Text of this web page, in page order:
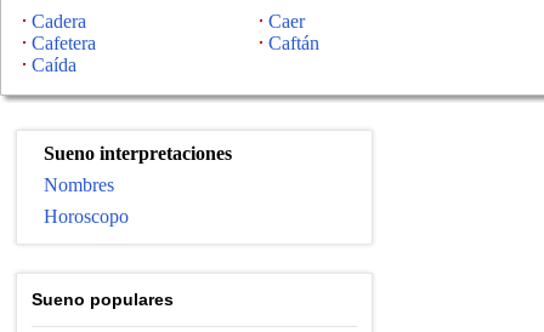
Cadera
Caer
Cafetera
Caftán
Caída
Sueno interpretaciones
Nombres
Horoscopo
Suenо populares